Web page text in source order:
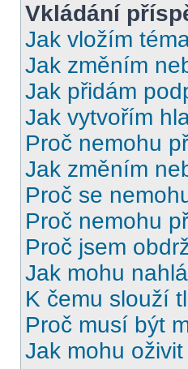
Vkládání
Jak vložím
Jak změním
Jak přidám
Jak vytvořím
Proč nemohu
Jak změním
Proč se
Proč nemohu
Proč jsem
Jak mohu
K čemu slouží
Proč musí být
Jak mohu